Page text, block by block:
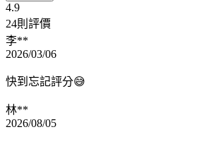
4.9
24則評價
李**
2026/03/06
快到忘記評分😅
林**
2026/08/05